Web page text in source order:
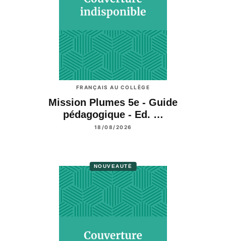
FRANÇAIS AU COLLÈGE
Mission Plumes 5e - Guide
pédagogique - Ed. …
18/08/2026
NOUVEAUTÉ